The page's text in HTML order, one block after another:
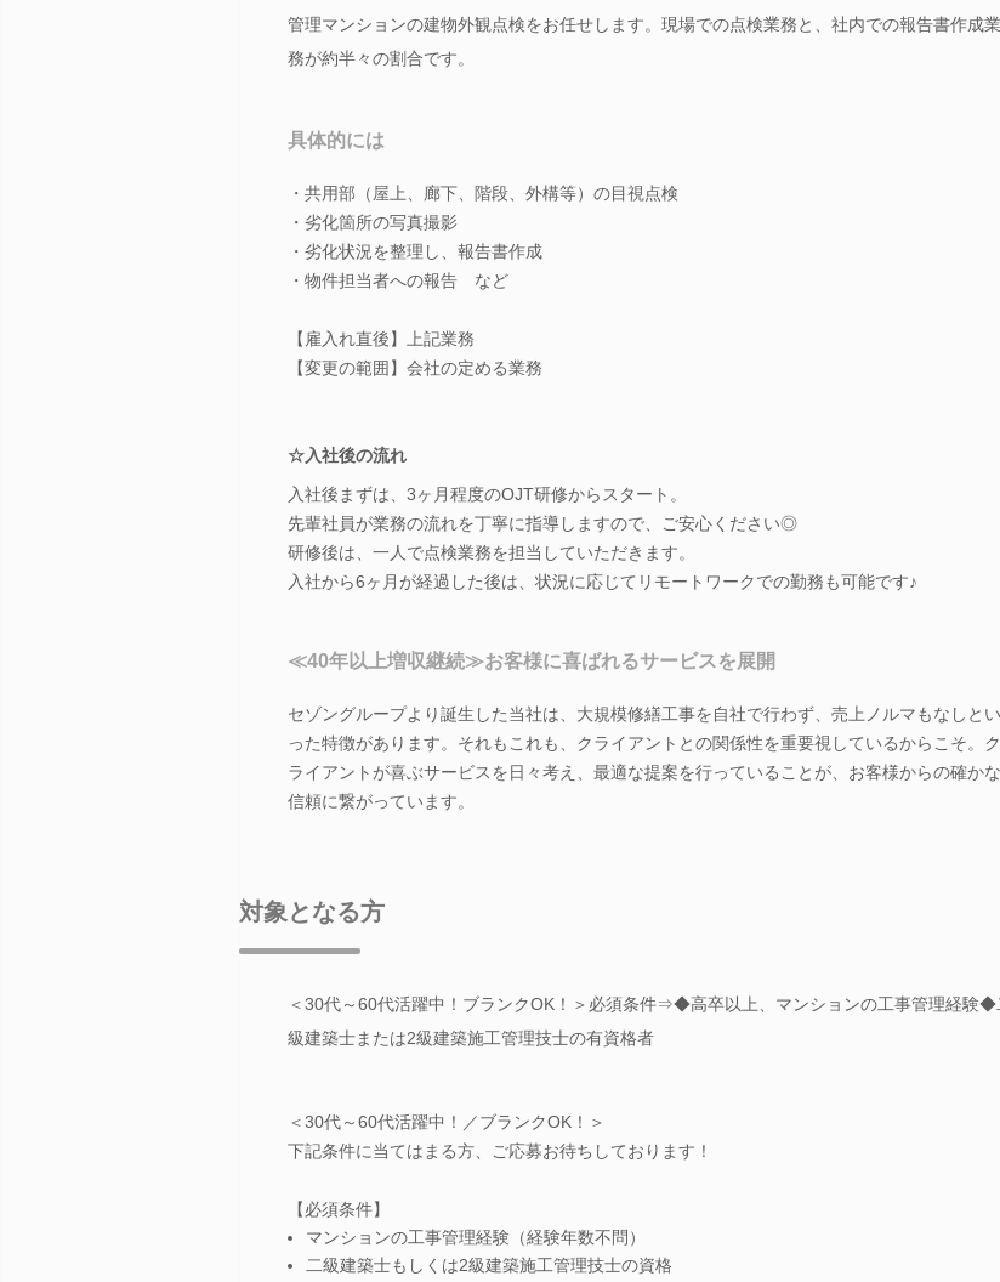
管理マンションの建物外観点検をお任せします。現場での点検業務と、社内での報告書作成業
務が約半々の割合です。
具体的には
・共用部（屋上、廊下、階段、外構等）の目視点検
・劣化箇所の写真撮影
・劣化状況を整理し、報告書作成
・物件担当者への報告 など
【雇入れ直後】上記業務
【変更の範囲】会社の定める業務
☆入社後の流れ
入社後まずは、3ヶ月程度のOJT研修からスタート。
先輩社員が業務の流れを丁寧に指導しますので、ご安心ください◎
研修後は、一人で点検業務を担当していただきます。
入社から6ヶ月が経過した後は、状況に応じてリモートワークでの勤務も可能です♪
≪40年以上増収継続≫お客様に喜ばれるサービスを展開
セゾングループより誕生した当社は、大規模修繕工事を自社で行わず、売上ノルマもなしとい
った特徴があります。それもこれも、クライアントとの関係性を重要視しているからこそ。ク
ライアントが喜ぶサービスを日々考え、最適な提案を行っていることが、お客様からの確かな
信頼に繋がっています。
対象となる方
＜30代～60代活躍中！ブランクOK！＞必須条件⇒◆高卒以上、マンションの工事管理経験◆
級建築士または2級建築施工管理技士の有資格者
＜30代～60代活躍中！／ブランクOK！＞
下記条件に当てはまる方、ご応募お待ちしております！
【必須条件】
マンションの工事管理経験（経験年数不問）
二級建築士もしくは2級建築施工管理技士の資格